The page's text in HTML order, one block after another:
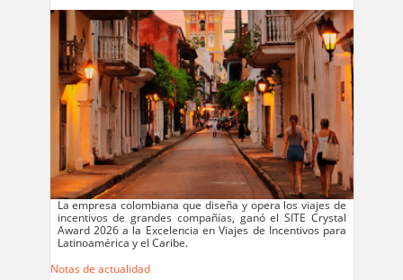
La empresa colombiana que diseña y opera los viajes de
incentivos de grandes compañías, ganó el SITE Crystal
Award 2026 a la Excelencia en Viajes de Incentivos para
Latinoamérica y el Caribe.
Notas de actualidad